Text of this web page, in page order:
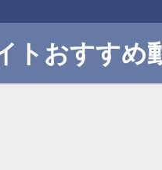
トおすすめ